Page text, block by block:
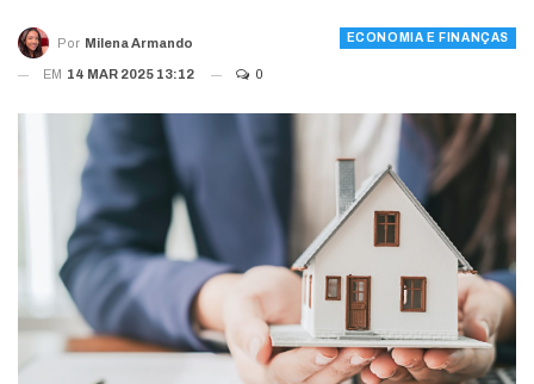
ECONOMIA E FINANÇAS
Por Milena Armando
EM 14 MAR 2025 13:12 0